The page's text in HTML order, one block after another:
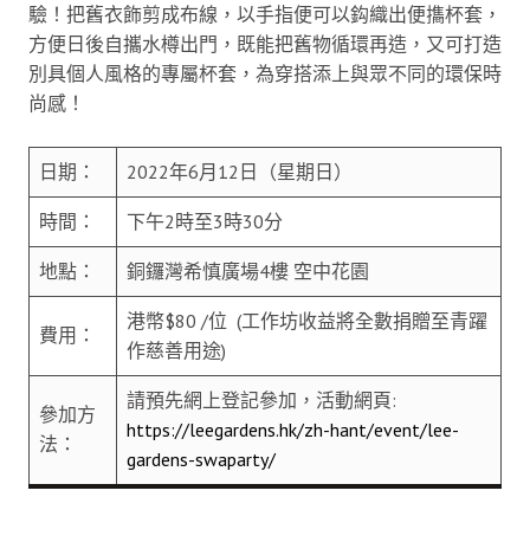
驗！把舊衣飾剪成布線，以手指便可以鈎織出便㩦杯套，
方便日後自攜水樽出門，既能把舊物循環再造，又可打造
別具個人風格的專屬杯套，為穿搭添上與眾不同的環保時
尚感！
日期： 2022年6月12日（星期日）
時間： 下午2時至3時30分
地點： 銅鑼灣希慎廣場4樓 空中花園
費用：
港幣$80 /位 (工作坊收益將全數捐贈至青躍
作慈善用途)
參加方
法：
請預先網上登記參加，活動網頁:
https://leegardens.hk/zh-hant/event/lee-
gardens-swaparty/